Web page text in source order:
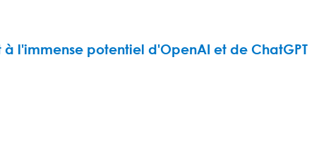
à l'immense potentiel d'OpenAI et de ChatGPT